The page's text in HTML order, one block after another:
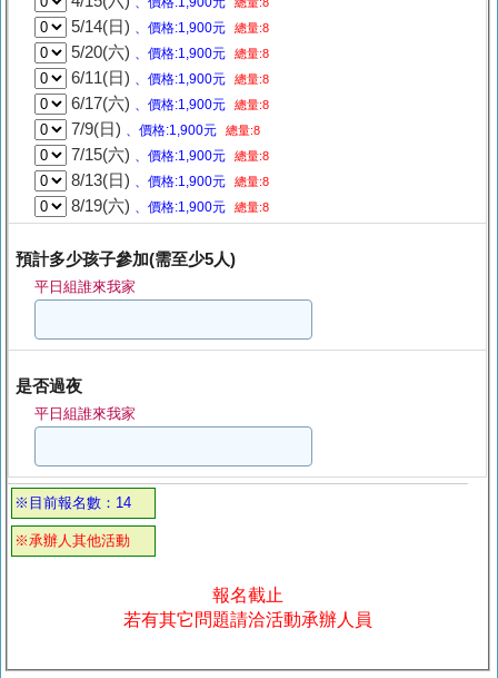
5/14(日) 、價格:1,900元 總量:8
5/20(六) 、價格:1,900元 總量:8
6/11(日) 、價格:1,900元 總量:8
6/17(六) 、價格:1,900元 總量:8
7/9(日) 、價格:1,900元 總量:8
7/15(六) 、價格:1,900元 總量:8
8/13(日) 、價格:1,900元 總量:8
8/19(六) 、價格:1,900元 總量:8
預計多少孩子參加(需至少5人)
平日組誰來我家
是否過夜
平日組誰來我家
※目前報名數：14
※承辦人其他活動
報名截止
若有其它問題請洽活動承辦人員